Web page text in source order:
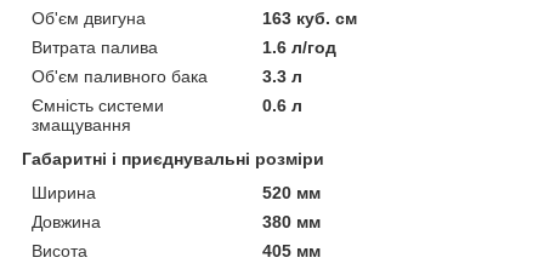
Об'єм двигуна
163 куб. см
Витрата палива
1.6 л/год
Об'єм паливного бака
3.3 л
Ємність системи
змащування
0.6 л
Габаритні і приєднувальні розміри
Ширина
520 мм
Довжина
380 мм
Висота
405 мм